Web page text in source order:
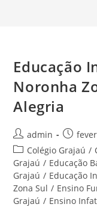
Educação
Noronha
Alegria
Autor
do
post:
admin
Post
Categoria
do
post:
Colégio Grajaú /
Grajaú / Educação
Grajaú / Educação
Zona Sul / Ensino
Grajaú / Ensino